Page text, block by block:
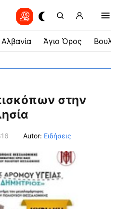
Αλβανία Άγιο Όρος
στην
Autor: Ειδήσεις